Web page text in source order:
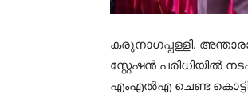
കരുനാഗപ്പള്ളി.
സ്റ്റേഷൻ പരിധിയിൽ
എംഎൽഎ ചെണ്ട